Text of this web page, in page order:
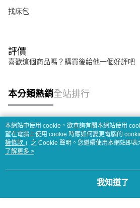
找床包
評價
喜歡這個商品嗎？購買後給他一個好評吧
本分類熱銷全站排行
熱門標籤
本網站中使用 cookie，欲查詢有關本網站使用
望在電腦上使用 cookie 時應如何變更電腦的
權條款 」之 Cookie 聲明。您繼續使用本網站即
用條款之 Cookie 聲明使用 cookie。
了解更多 >
我知道了